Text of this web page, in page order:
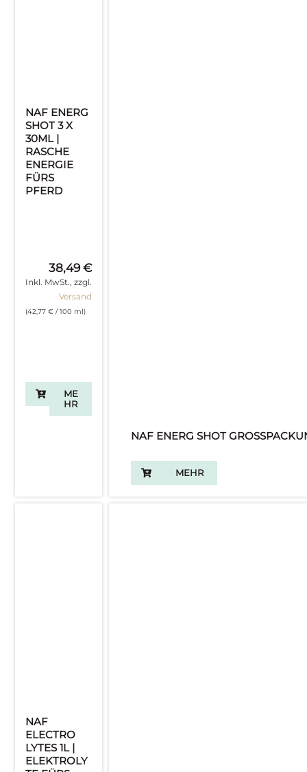
NAF ENERG
SHOT 3 X
30ML |
RASCHE
ENERGIE
FÜRS
PFERD
38,49€
Inkl. MwSt., zzgl.
Versand
(42,77€ / 100 ml)
ME
HR
NAF ENERG SHOT
MEHR
NAF
ELECTRO
LYTES 1L |
ELEKTROLY